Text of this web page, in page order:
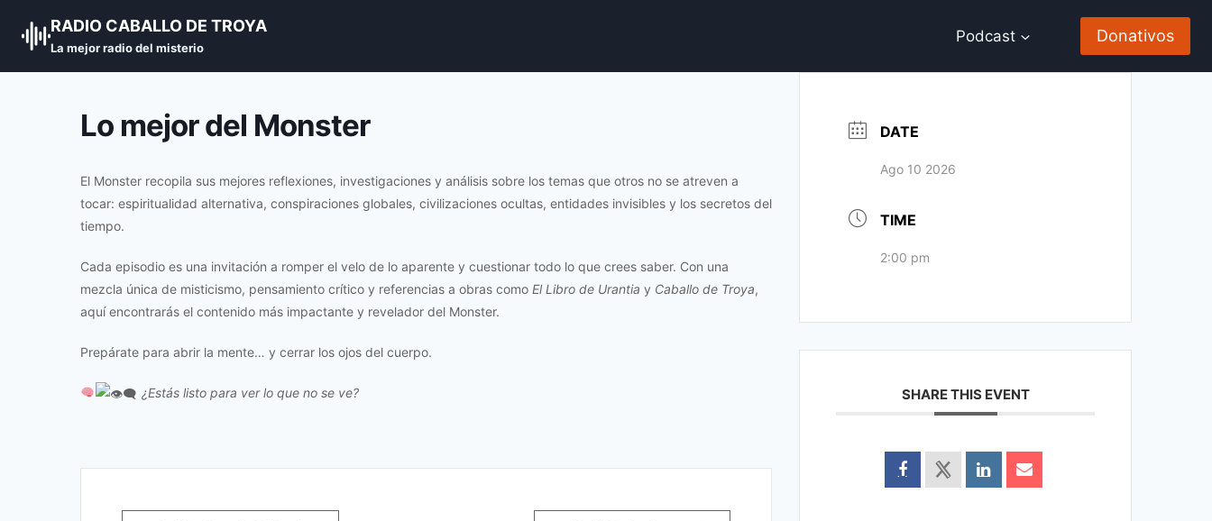
RADIO CABALLO DE TROYA
La mejor radio del misterio
Podcast Donativos
Lo mejor del Monster
El Monster recopila sus mejores reflexiones, investigaciones y análisis sobre los temas que otros no se atreven a
tocar: espiritualidad alternativa, conspiraciones globales, civilizaciones ocultas, entidades invisibles y los secretos del
tiempo.
Cada episodio es una invitación a romper el velo de lo aparente y cuestionar todo lo que crees saber. Con una
mezcla única de misticismo, pensamiento crítico y referencias a obras como El Libro de Urantia y Caballo de Troya,
aquí encontrarás el contenido más impactante y revelador del Monster.
Prepárate para abrir la mente… y cerrar los ojos del cuerpo.
¿Estás listo para ver lo que no se ve?
DATE
Ago 10 2026
TIME
2:00 pm
SHARE THIS EVENT